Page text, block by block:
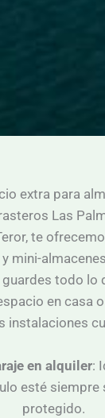
extra para
Las
te
mini-
todo lo
en casa
instalaciones
en alquiler:
esté siempre
protegido.